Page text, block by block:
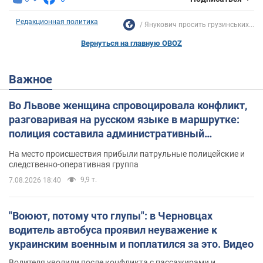
Редакционная политика Янукович просить грузинських...
Вернуться на главную OBOZ
Важное
Во Львове женщина спровоцировала конфликт,
разговаривая на русском языке в маршрутке:
полиция составила административный
На место происшествия прибыли патрульные полицейские и
следственно-оперативная группа
7.08.2026 18:40 9,9 т.
"Воюют, потому что глупы": в Черновцах
водитель автобуса проявил неуважение к
украинским военным и поплатился за это. Видео